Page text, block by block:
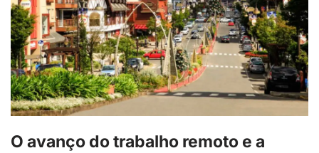
O avanço do trabalho remoto e a